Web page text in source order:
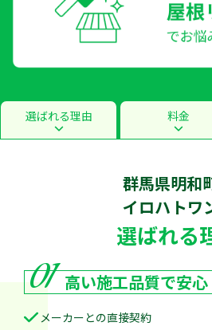
選ばれる理由 料金
群馬県明和
イロハトワ
選ばれる
01 高い施工品質で安
メーカーとの直接契約